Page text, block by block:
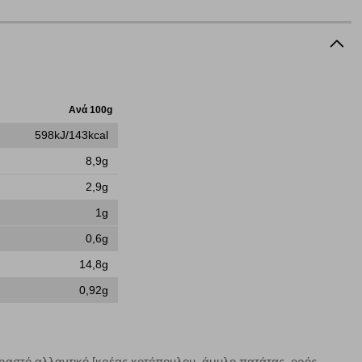
Ανά 100g
598kJ/143kcal
8,9g
2,9g
1g
0,6g
14,8g
0,92g
να επιλέξετε τις λοιπές κατηγορίες κάνοντας κλικ στο
cookies, μπορεί να επηρεάσει την εμπειρία της περιήγησής
ορισθούν από εμάς ή /και από τρίτους παρόχους, των
ενδέχεται να μην λειτουργούν σωστά.
μπορεί να χρησιμοποιηθούν από τους ανωτέρω
λειτουργούν αναγνωρίζοντας με μοναδικό τρόπο
μας σε διαφορετικούς ιστότοπους.
να βελτιώσουμε την απόδοσή του. Μας βοηθούν
του. Οι πληροφορίες που συλλέγονται από αυτά